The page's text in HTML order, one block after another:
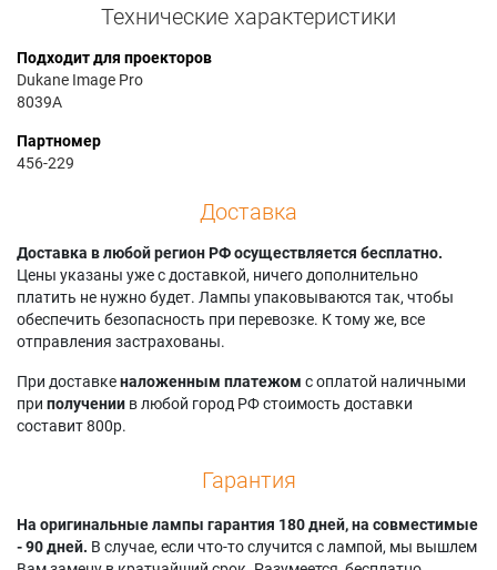
Технические характеристики
Подходит для проекторов
Dukane Image Pro
8039A
Партномер
456-229
Доставка
Доставка в любой регион РФ осуществляется бесплатно.
Цены указаны уже с доставкой, ничего дополнительно
платить не нужно будет. Лампы упаковываются так, чтобы
обеспечить безопасность при перевозке. К тому же, все
отправления застрахованы.
При доставкеналоженным платежом с оплатой наличными
при получении в любой город РФ стоимость доставки
составит 800р.
Гарантия
На оригинальные лампы гарантия 180 дней, на совместимые
- 90 дней. В случае, если что-то случится с лампой, мы вышлем